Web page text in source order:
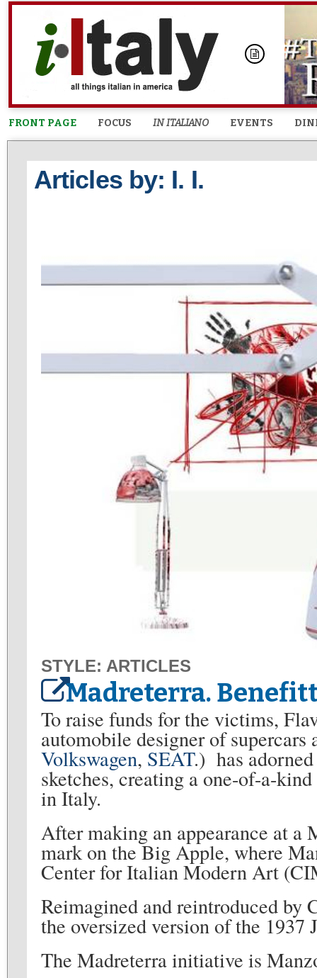
FRONT PAGE FOCUS IN ITALIANO EVENTS
Articles by: I. I.
STYLE: ARTICLES
Madreterra.
To raise funds for the victims,
automobile designer of
Volkswagen, SEAT.) has
sketches, creating a one-of-a-
in Italy.
After making an appearance at
mark on the Big Apple, where
Center for Italian Modern Art
Reimagined and reintroduced by
the oversized version of the
The Madreterra initiative is